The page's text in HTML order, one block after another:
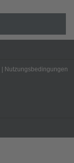
Nutzungsbedingungen